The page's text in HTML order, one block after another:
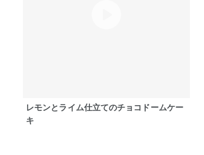
レモンとライム仕立てのチョコドームケー
キ